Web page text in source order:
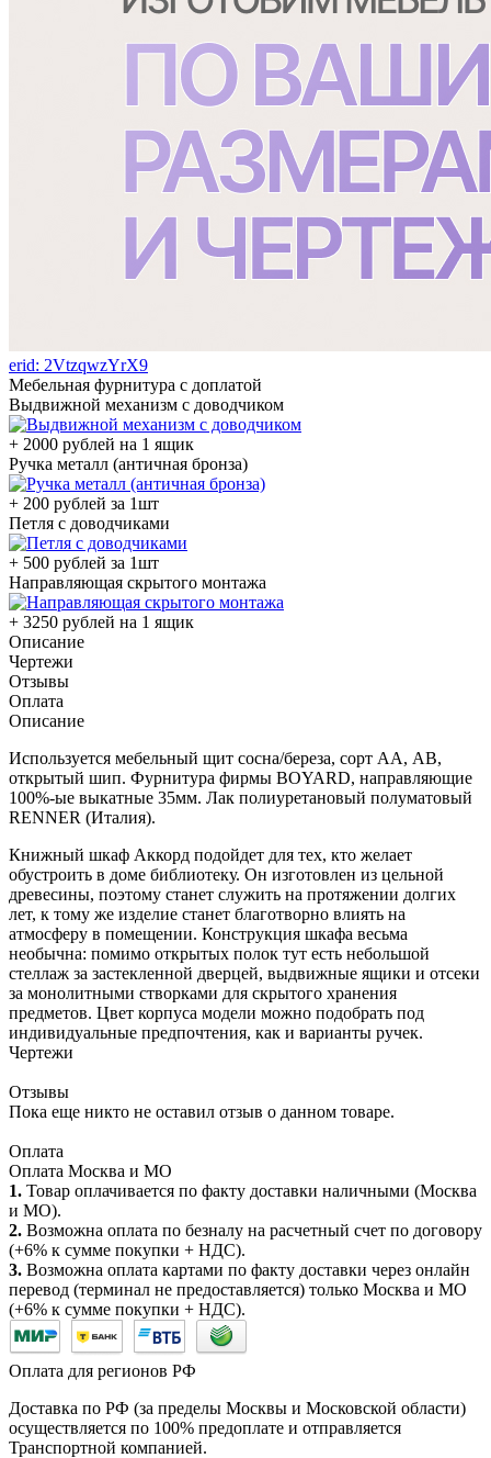
erid: 2VtzqwzYrX9
Мебельная фурнитура с доплатой
Выдвижной механизм с доводчиком
+ 2000 рублей на 1 ящик
Ручка металл (античная бронза)
+ 200 рублей за 1шт
Петля с доводчиками
+ 500 рублей за 1шт
Направляющая скрытого монтажа
+ 3250 рублей на 1 ящик
Описание
Чертежи
Отзывы
Оплата
Описание
Используется мебельный щит сосна/береза, сорт АА, АВ,
открытый шип. Фурнитура фирмы BOYARD, направляющие
100%-ые выкатные 35мм. Лак полиуретановый полуматовый
RENNER (Италия).
Книжный шкаф Аккорд подойдет для тех, кто желает
обустроить в доме библиотеку. Он изготовлен из цельной
древесины, поэтому станет служить на протяжении долгих
лет, к тому же изделие станет благотворно влиять на
атмосферу в помещении. Конструкция шкафа весьма
необычна: помимо открытых полок тут есть небольшой
стеллаж за застекленной дверцей, выдвижные ящики и отсеки
за монолитными створками для скрытого хранения
предметов. Цвет корпуса модели можно подобрать под
индивидуальные предпочтения, как и варианты ручек.
Чертежи
Отзывы
Пока еще никто не оставил отзыв о данном товаре.
Оплата
Оплата Москва и МО
1. Товар оплачивается по факту доставки наличными (Москва
и МО).
2. Возможна оплата по безналу на расчетный счет по договору
(+6% к сумме покупки + НДС).
3. Возможна оплата картами по факту доставки через онлайн
перевод (терминал не предоставляется) только Москва и МО
(+6% к сумме покупки + НДС).
Оплата для регионов РФ
Доставка по РФ (за пределы Москвы и Московской области)
осуществляется по 100% предоплате и отправляется
Транспортной компанией.